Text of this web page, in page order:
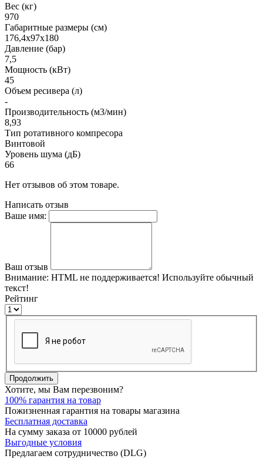
Вес (кг)
970
Габаритные размеры (см)
176,4х97х180
Давление (бар)
7,5
Мощность (кВт)
45
Объем ресивера (л)
-
Производительность (м3/мин)
8,93
Тип ротативного компресора
Винтовой
Уровень шума (дБ)
66
Нет отзывов об этом товаре.
Написать отзыв
Ваше имя:
Ваш отзыв
Внимание: HTML не поддерживается! Используйте обычный
текст!
Рейтинг
Продолжить
Хотите, мы Вам перезвоним?
100% гарантия на товар
Пожизненная гарантия на товары магазина
Бесплатная доставка
На сумму заказа от 10000 рублей
Выгодные условия
Предлагаем сотрудничество (DLG)